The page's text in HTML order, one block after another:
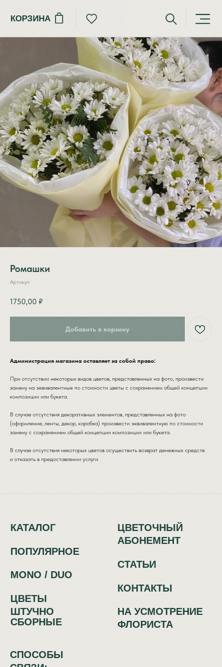
Ромашки
Артикул:
1750,00 ₽
Добавить в корзину
Администрация магазина оставляет за собой право:
При отсутствии некоторых видов цветов, представленных на фото, произвести
замену на эквивалентные по стоимости цветы с сохранением общей концепции
композиции или букета.
В случае отсутствия декоративных элементов, представленных на фото
(оформление, ленты, декор, коробка) произвести эквивалентную по стоимости
замену с сохранением общей концепции композиции или букета.
В случае отсутствия некоторых цветов осуществить возврат денежных средств
и отказать в предоставлении услуги.
КАТАЛОГ
ПОПУЛЯРНОЕ
ЦВЕТЫ
ШТУЧНО
НА УСМОТРЕНИЕ
ЦВЕТОЧНЫЙ
АБОНЕМЕНТ
КОНТАКТЫ
Сайт разработан в IT-компании Asmart
Политика обработки персональных
данных